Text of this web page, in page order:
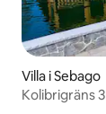
Villa i Sebago
Kolibrigräns 3